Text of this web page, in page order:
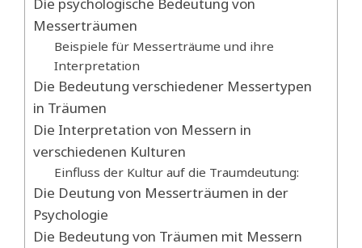
Die psychologische Bedeutung von
Messerträumen
Beispiele für Messerträume und ihre
Interpretation
Die Bedeutung verschiedener Messertypen
in Träumen
Die Interpretation von Messern in
verschiedenen Kulturen
Einfluss der Kultur auf die Traumdeutung:
Die Deutung von Messerträumen in der
Psychologie
Die Bedeutung von Träumen mit Messern